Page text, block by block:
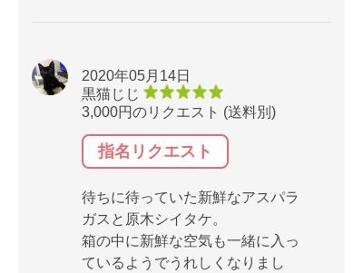
2020年05月14日
黒猫じじ
3,000円のリクエスト (送料別)
指名リクエスト
待ちに待っていた新鮮なアスパラ
ガスと原木シイタケ。
箱の中に新鮮な空気も一緒に入っ
ているようでうれしくなりまし